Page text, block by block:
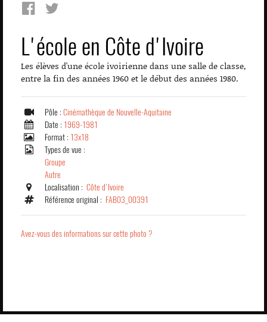
L'école en Côte d'Ivoire
Les élèves d'une école ivoirienne dans une salle de classe,
entre la fin des années 1960 et le début des années 1980.
Pôle : Cinémathèque de Nouvelle-Aquitaine
Date : 1969-1981
Format : 13x18
Types de vue :
Groupe
Autre
Localisation : Côte d'Ivoire
Référence original : FAB03_00391
Avez-vous des informations sur cette photo ?